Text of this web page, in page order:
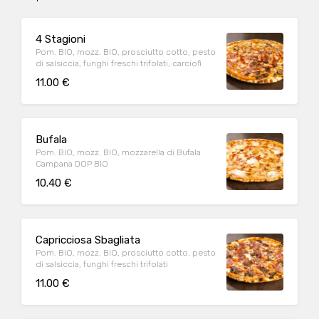
4 Stagioni
Pom. BIO, mozz. BIO, prosciutto cotto, pesto
di salsiccia, funghi freschi trifolati, carciofi
11.00 €
Bufala
Pom. BIO, mozz. BIO, mozzarella di Bufala
Campana DOP BIO
10.40 €
Capricciosa Sbagliata
Pom. BIO, mozz. BIO, prosciutto cotto, pesto
di salsiccia, funghi freschi trifolati
11.00 €